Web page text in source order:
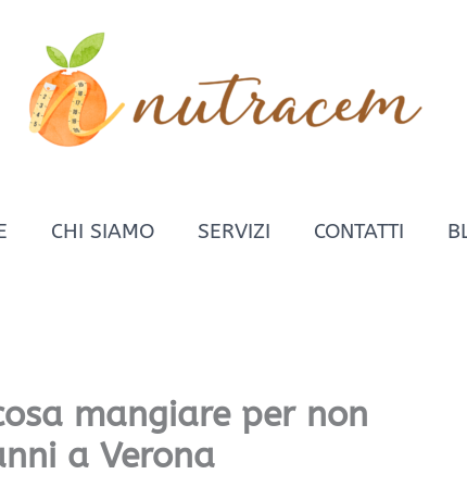
CHI SIAMO SERVIZI CONTATTI
mangiare per non
a Verona